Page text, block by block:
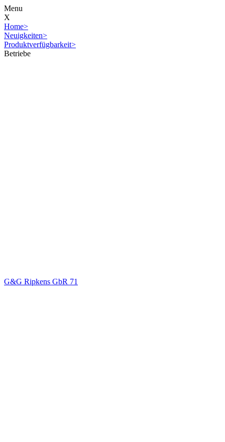
Menu
X
Home>
Neuigkeiten>
Produktverfügbarkeit>
Betriebe
G&G Ripkens GbR 71